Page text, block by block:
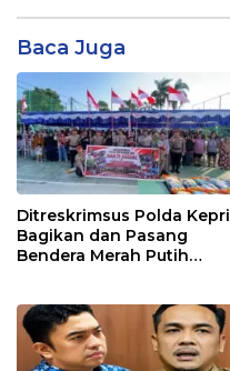
Baca Juga
Ditreskrimsus Polda Kepri
Bagikan dan Pasang
Bendera Merah Putih
Kebangsaan.